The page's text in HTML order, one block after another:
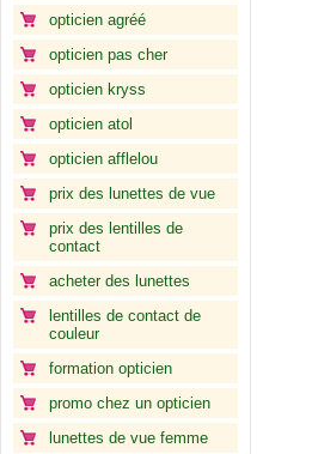
opticien agréé
opticien pas cher
opticien kryss
opticien atol
opticien afflelou
prix des lunettes de vue
prix des lentilles de
contact
acheter des lunettes
lentilles de contact de
couleur
formation opticien
promo chez un opticien
lunettes de vue femme